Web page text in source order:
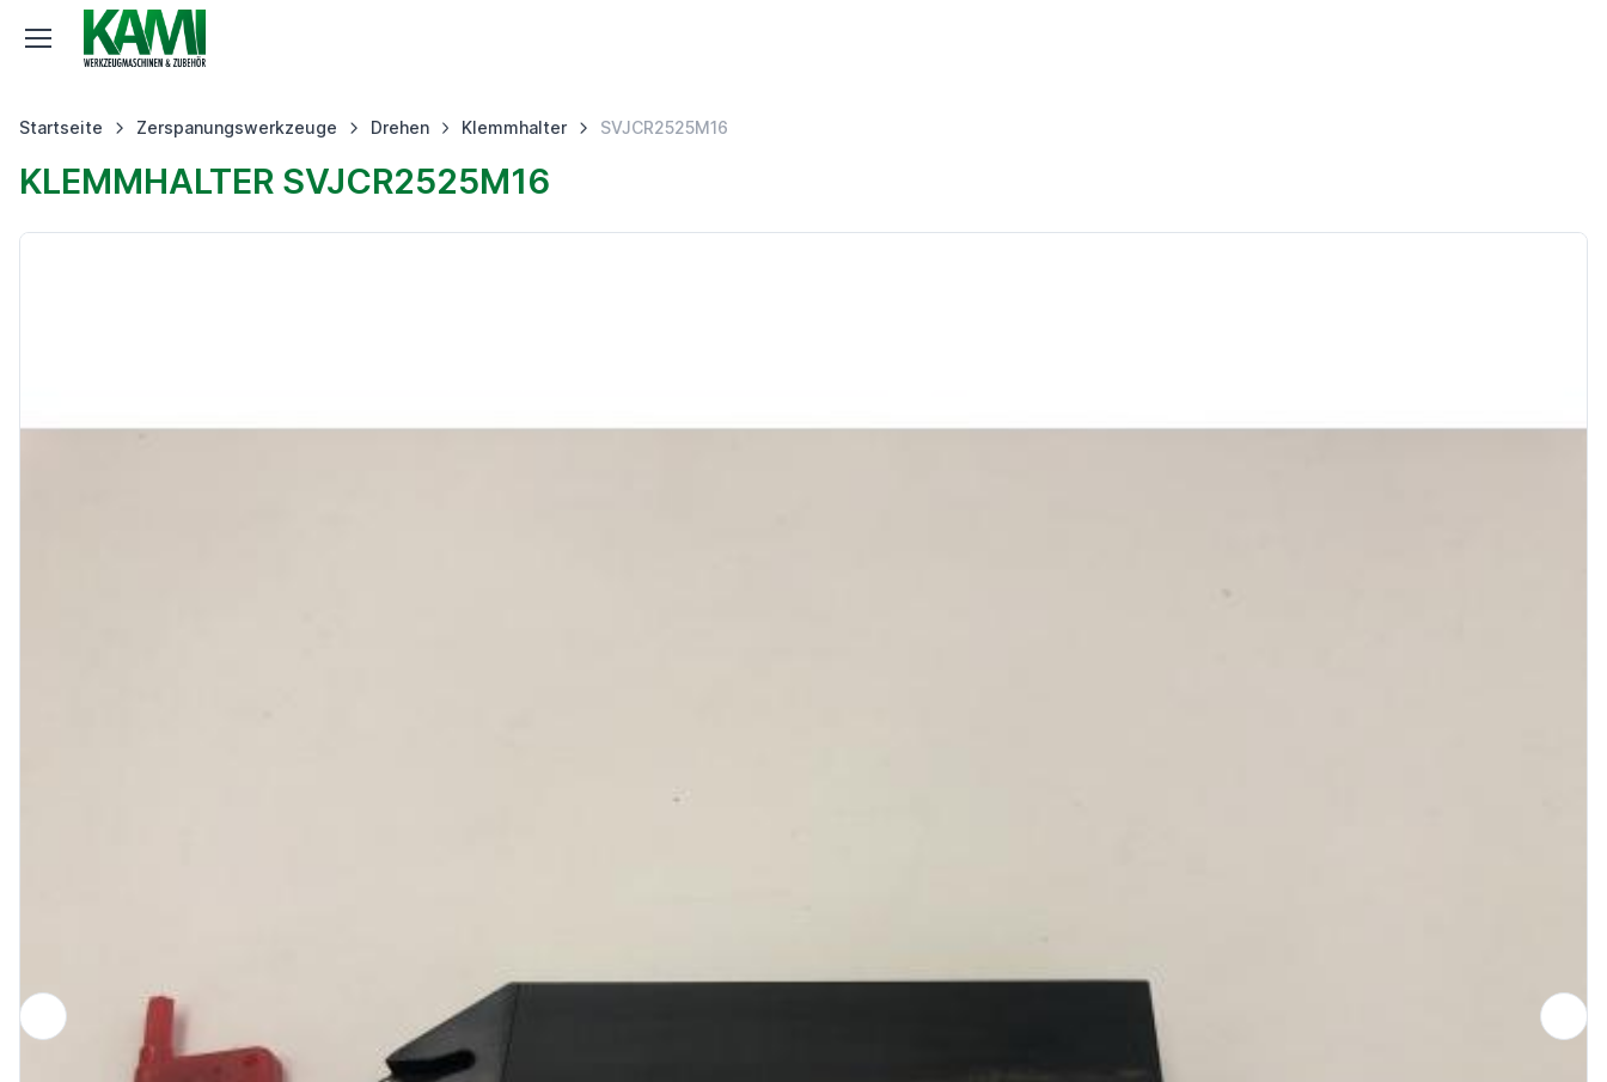
Startseite Zerspanungswerkzeuge Drehen Klemmhalter SVJCR2525M16
KLEMMHALTER SVJCR2525M16